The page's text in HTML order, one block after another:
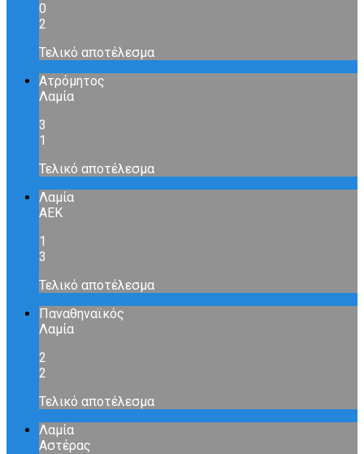
0
2
Τελικό αποτέλεσμα
Ατρόμητος
Λαμία
3
1
Τελικό αποτέλεσμα
Λαμία
ΑΕΚ
1
3
Τελικό αποτέλεσμα
Παναθηναϊκός
Λαμία
2
2
Τελικό αποτέλεσμα
Λαμία
Αστέρας